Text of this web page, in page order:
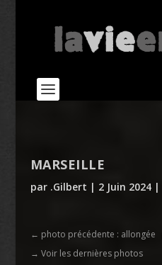
MARSEILLE
par .Gilbert | 2 Juin 2024|
← photo précédente : allongée
→ Voir les dernières photos